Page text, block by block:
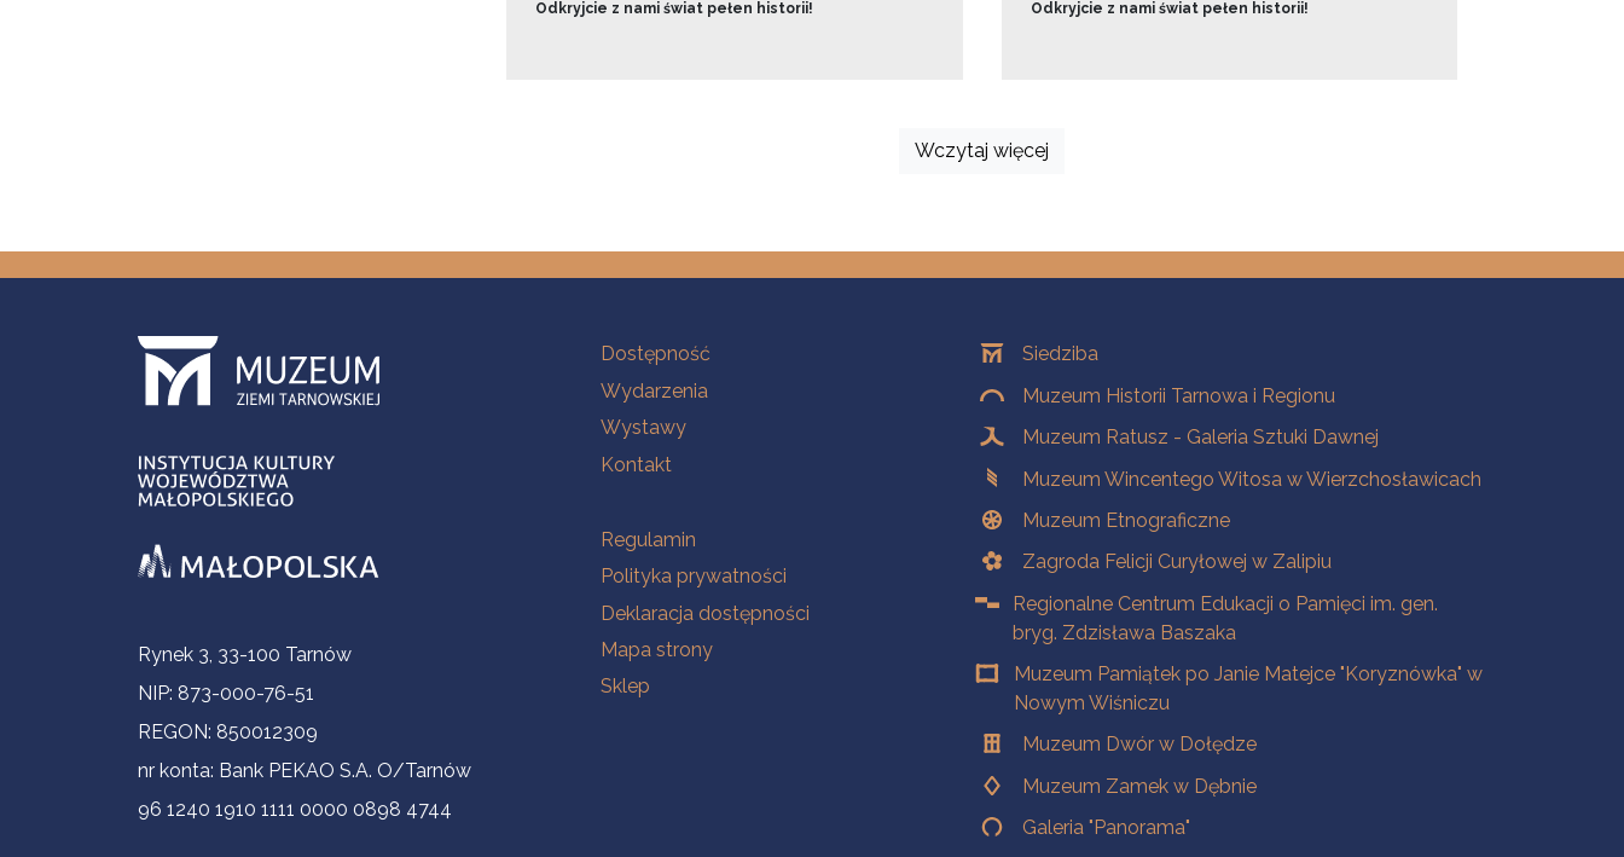
Odkryjcie z nami świat pełen historii! Odkryjcie z nami świat pełen historii!
Wczytaj więcej
Informacje kontaktowe
Rynek 3, 33-100 Tarnów
NIP: 873-000-76-51
REGON: 850012309
nr konta: Bank PEKAO S.A. O/Tarnów
96 1240 1910 1111 0000 0898 4744
Na skróty
Dostępność
Wydarzenia
Wystawy
Kontakt
Na skróty
Regulamin
Polityka prywatności
Deklaracja dostępności
Mapa strony
Sklep
OddziałySiedziba
Muzeum Historii Tarnowa i Regionu
Muzeum Ratusz - Galeria Sztuki Dawnej
Muzeum Wincentego Witosa w Wierzchosławicach
Muzeum Etnograficzne
Zagroda Felicji Curyłowej w Zalipiu
Regionalne Centrum Edukacji o Pamięci im. gen.
bryg. Zdzisława Baszaka
Muzeum Pamiątek po Janie Matejce "Koryznówka" w
Nowym Wiśniczu
Muzeum Dwór w Dołędze
Muzeum Zamek w Dębnie
Galeria "Panorama"